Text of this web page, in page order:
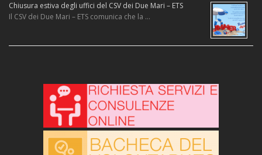
Chiusura estiva degli uffici del CSV dei Due Mari – ETS
Il CSV dei Due Mari – ETS comunica che la …